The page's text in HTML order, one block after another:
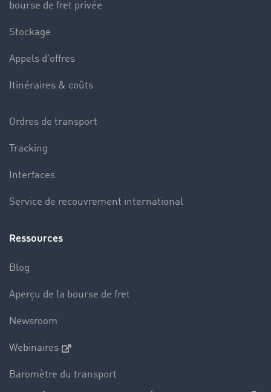
bourse de fret privée
Stockage
Appels d’offres
Itinéraires & coûts
Ordres de transport
Tracking
Interfaces
Service de recouvrement international
Ressources
Blog
Aperçu de la bourse de fret
Newsroom
Webinaires
Baromètre du transport